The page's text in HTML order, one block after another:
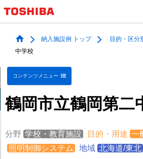
納入施設例 トップ 目的・区分
中学校
コンテンツメニュー
鶴岡市立鶴岡第二
分野 学校・教育施設 目的・用途 一
照明制御システム
地域 北海道/東北